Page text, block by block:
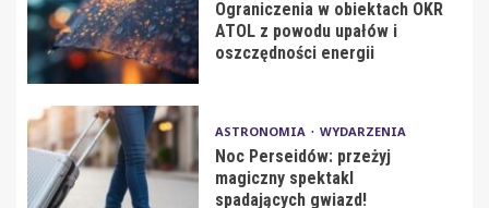
Ograniczenia w obiektach OKR
ATOL z powodu upałów i
oszczędności energii
ASTRONOMIA WYDARZENIA
Noc Perseidów: przeżyj
magiczny spektakl
spadających gwiazd!